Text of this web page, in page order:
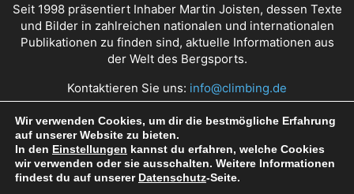
Seit 1998 präsentiert Inhaber Martin Joisten, dessen Texte
und Bilder in zahlreichen nationalen und internationalen
Publikationen zu finden sind, aktuelle Informationen aus
der Welt des Bergsports.
Kontaktieren Sie uns: info@climbing.de
Über Climbing.de RSS Feed Mediadaten
Nutzungsbedingungen Datenschutz Impressum
Wir verwenden Cookies, um dir die bestmögliche Erfahrung
auf unserer Website zu bieten.
In den Einstellungen kannst du erfahren, welche Cookies
wir verwenden oder sie ausschalten. Weitere Informationen
findest du auf unserer Datenschutz-Seite.